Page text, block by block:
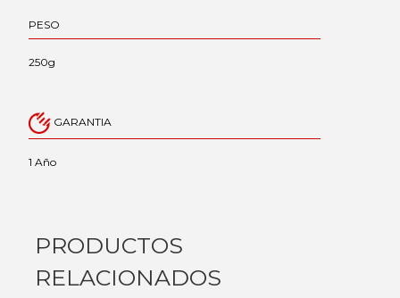
PESO
250g
GARANTIA
1 Año
PRODUCTOS
RELACIONADOS